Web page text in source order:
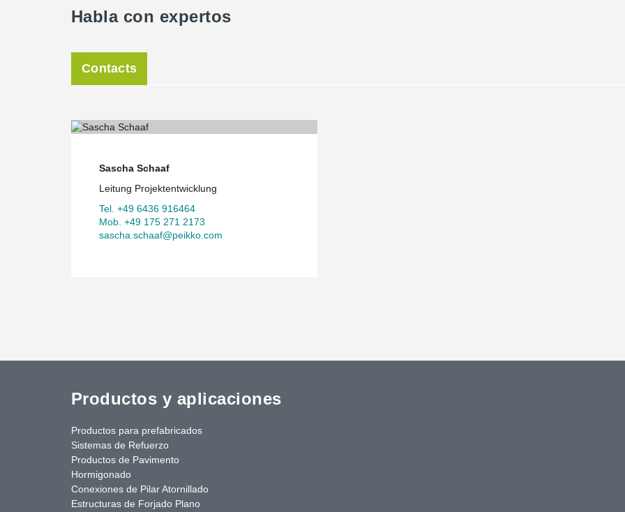
Habla con expertos
Contacts
Sascha Schaaf
Leitung Projektentwicklung
Tel. +49 6436 916464
Mob. +49 175 271 2173
sascha.schaaf@peikko.com
Productos y aplicaciones
Productos para prefabricados
Sistemas de Refuerzo
Productos de Pavimento
Hormigonado
Conexiones de Pilar Atornillado
Estructuras de Forjado Plano